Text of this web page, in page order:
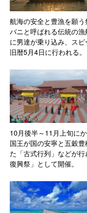
航海の安全と豊漁を願
バニと呼ばれる伝統の漁
に男達が乗り込み、ス
旧暦5月4日に行われる。
10月後半～11月上旬に
国王が国の安寧と五穀
た「古式行列」などが
復興祭」として開催。